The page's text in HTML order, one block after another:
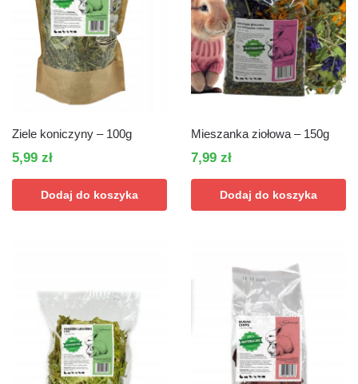
Ziele koniczyny – 100g
5,99 zł
Dodaj do koszyka
Mieszanka ziołowa – 150g
7,99 zł
Dodaj do koszyka